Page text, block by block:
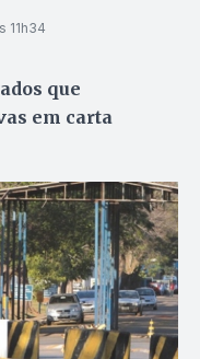
11h34
que
em carta